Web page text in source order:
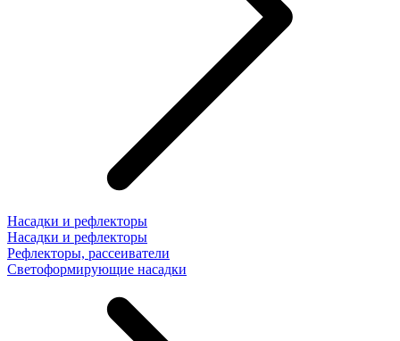
Насадки и рефлекторы
Насадки и рефлекторы
Рефлекторы, рассеиватели
Светоформирующие насадки